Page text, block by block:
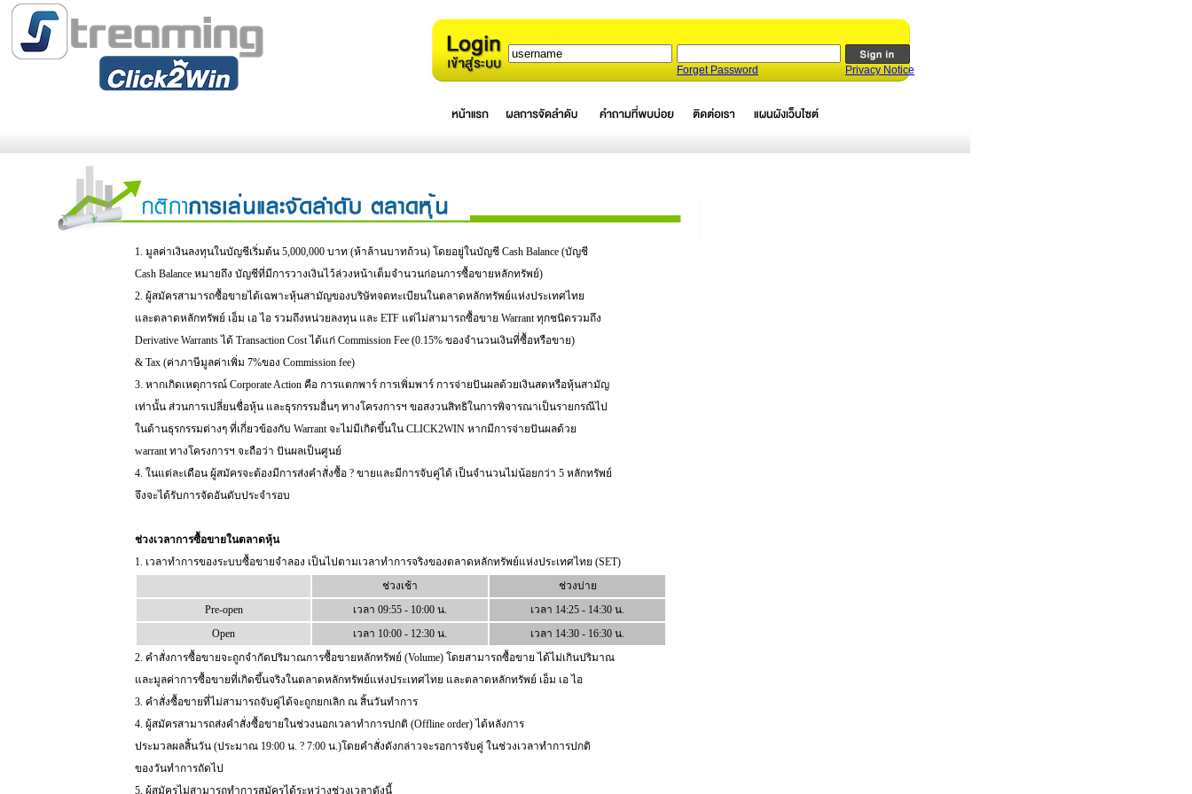
Forget Password Privacy Notice
1. มูลค่าเงินลงทุนในบัญชีเริ่มต้น 5,000,000 บาท (ห้าล้านบาทถ้วน) โดยอยู่ในบัญชี Cash Balance (บัญชี
Cash Balance หมายถึง บัญชีที่มีการวางเงินไว้ล่วงหน้าเต็มจำนวนก่อนการซื้อขายหลักทรัพย์)
2. ผู้สมัครสามารถซื้อขายได้เฉพาะหุ้นสามัญของบริษัทจดทะเบียนในตลาดหลักทรัพย์แห่งประเทศไทย
และตลาดหลักทรัพย์ เอ็ม เอ ไอ รวมถึงหน่วยลงทุน และ ETF แต่ไม่สามารถซื้อขาย Warrant ทุกชนิดรวมถึง
Derivative Warrants ได้ Transaction Cost ได้แก่ Commission Fee (0.15% ของจำนวนเงินที่ซื้อหรือขาย)
& Tax (ค่าภาษีมูลค่าเพิ่ม 7%ของ Commission fee)
3. หากเกิดเหตุการณ์ Corporate Action คือ การแตกพาร์ การเพิ่มพาร์ การจ่ายปันผลด้วยเงินสดหรือหุ้นสามัญ
เท่านั้น ส่วนการเปลี่ยนชื่อหุ้น และธุรกรรมอื่นๆ ทางโครงการฯ ขอสงวนสิทธิในการพิจารณาเป็นรายกรณีไป
ในด้านธุรกรรมต่างๆ ที่เกี่ยวข้องกับ Warrant จะไม่มีเกิดขึ้นใน CLICK2WIN หากมีการจ่ายปันผลด้วย
warrant ทางโครงการฯ จะถือว่า ปันผลเป็นศูนย์
4. ในแต่ละเดือน ผู้สมัครจะต้องมีการส่งคำสั่งซื้อ ? ขายและมีการจับคู่ได้ เป็นจำนวนไม่น้อยกว่า 5 หลักทรัพย์
จึงจะได้รับการจัดอันดับประจำรอบ
ช่วงเวลาการซื้อขายในตลาดหุ้น
1. เวลาทำการของระบบซื้อขายจำลอง เป็นไปตามเวลาทำการจริงของตลาดหลักทรัพย์แห่งประเทศไทย (SET)
ช่วงเช้า
ช่วงบ่าย
Pre-open
เวลา 09:55 - 10:00 น.
เวลา 14:25 - 14:30 น.
Open
เวลา 10:00 - 12:30 น.
เวลา 14:30 - 16:30 น.
2. คำสั่งการซื้อขายจะถูกจำกัดปริมาณการซื้อขายหลักทรัพย์ (Volume) โดยสามารถซื้อขาย ได้ไม่เกินปริมาณ
และมูลค่าการซื้อขายที่เกิดขึ้นจริงในตลาดหลักทรัพย์แห่งประเทศไทย และตลาดหลักทรัพย์ เอ็ม เอ ไอ
3. คำสั่งซื้อขายที่ไม่สามารถจับคู่ได้จะถูกยกเลิก ณ สิ้นวันทำการ
4. ผู้สมัครสามารถส่งคำสั่งซื้อขายในช่วงนอกเวลาทำการปกติ (Offline order) ได้หลังการ
ประมวลผลสิ้นวัน (ประมาณ 19:00 น. ? 7:00 น.)โดยคำสั่งดังกล่าวจะรอการจับคู่ ในช่วงเวลาทำการปกติ
ของวันทำการถัดไป
5. ผู้สมัครไม่สามารถทำการสมัครได้ระหว่างช่วงเวลาดังนี้